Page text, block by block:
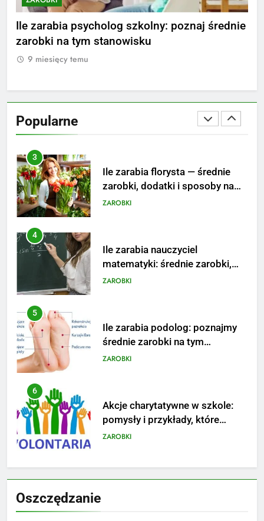
Ile zarabia psycholog szkolny: poznaj średnie
zarobki na tym stanowisku
9 miesięcy temu
Popularne
aktualne stawki męskiego
striptizera
ZAROBKI
poznaj średnie zarobki na tym
3
Ile zarabia florysta — średnie
zarobki, dodatki i sposoby na
podwyżkę
ZAROBKI
4
Ile zarabia nauczyciel
matematyki: średnie zarobki,
dodatki i perspektywy
ZAROBKI
5
Ile zarabia podolog: poznajmy
średnie zarobki na tym
stanowisku
ZAROBKI
6
Akcje charytatywne w szkole:
pomysły i przykłady, które
zainspirują
ZAROBKI
7
Oszczędzanie